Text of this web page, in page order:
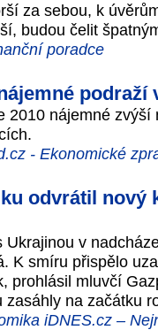
za sebou, k
budou čelit
poradce
2010 nájemné
- Ekonomické
odvrátil nový
Ukrajinou v
K smíru přispělo
prohlásil mluvčí
zasáhly na začátku
iDNES.cz –